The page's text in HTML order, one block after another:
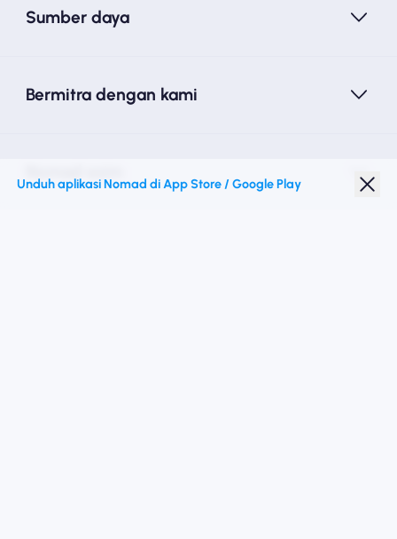
Sumber daya
Bermitra dengan kami
Unduh aplikasi Nomad di App Store / Google Play